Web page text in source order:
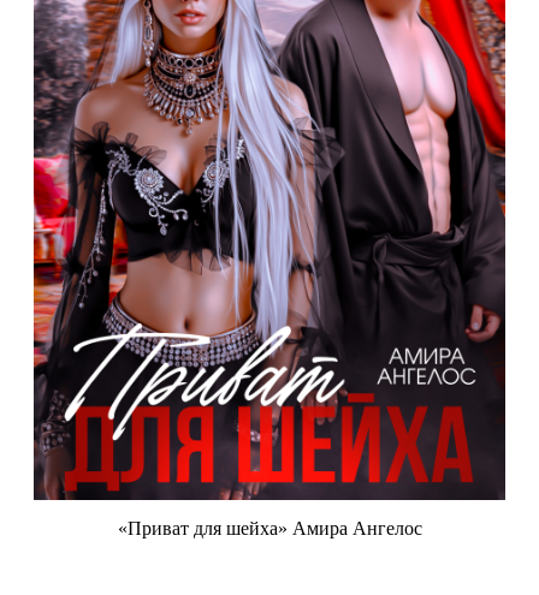
«Приват для шейха» Амира Ангелос